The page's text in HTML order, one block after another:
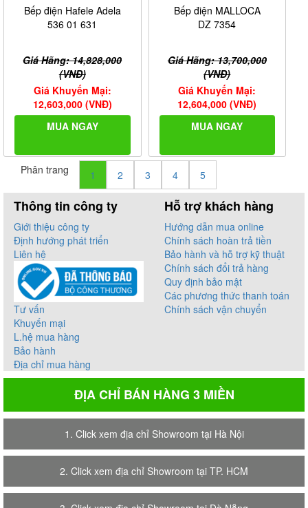
Bếp điện Hafele Adela
536 01 631
Giá Hãng: 14,828,000
(VNĐ)
Giá Khuyến Mại:
12,603,000 (VNĐ)
MUA NGAY
Bếp điện MALLOCA
DZ 7354
Giá Hãng: 13,700,000
(VNĐ)
Giá Khuyến Mại:
12,604,000 (VNĐ)
MUA NGAY
Phân trang 1 2 3 4 5
Thông tin công ty
Giới thiệu công ty
Định hướng phát triển
Liên hệ
Tư vấn
Khuyến mại
L.hệ mua hàng
Bảo hành
Địa chỉ mua hàng
Hỗ trợ khách hàng
Hướng dẫn mua online
Chính sách hoàn trả tiền
Bảo hành và hỗ trợ kỹ thuật
Chính sách đổi trả hàng
Quy định bảo mật
Các phương thức thanh toán
Chính sách vận chuyển
ĐỊA CHỈ BÁN HÀNG 3 MIỀN
1. Click xem địa chỉ Showroom tại Hà Nội
2. Click xem địa chỉ Showroom tại TP. HCM